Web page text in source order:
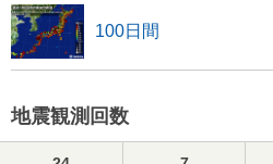
100日間
地震観測回数